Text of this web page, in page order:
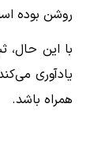
روشن بوده
با این حال،
یادآوری
همراه باشد.